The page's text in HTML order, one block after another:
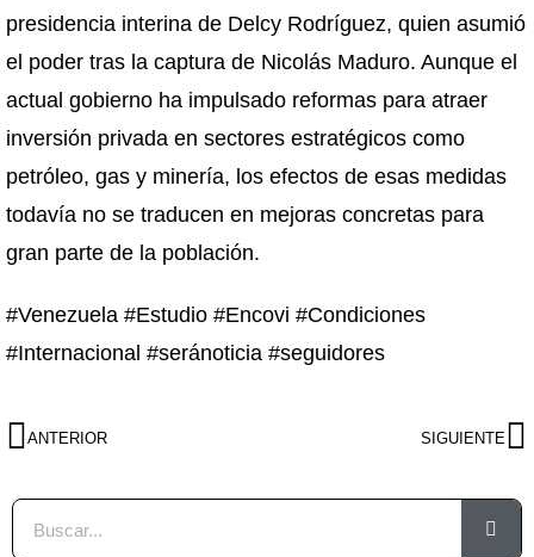
presidencia interina de Delcy Rodríguez, quien asumió
el poder tras la captura de Nicolás Maduro. Aunque el
actual gobierno ha impulsado reformas para atraer
inversión privada en sectores estratégicos como
petróleo, gas y minería, los efectos de esas medidas
todavía no se traducen en mejoras concretas para
gran parte de la población.
#Venezuela #Estudio #Encovi #Condiciones
#Internacional #seránoticia #seguidores
ANTERIOR SIGUIENTE